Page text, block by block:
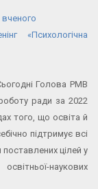
вченого
«Психологічна
Голова РМВ
ради за 2022
того, що освіта й
підтримує всі
цілей у
наукових